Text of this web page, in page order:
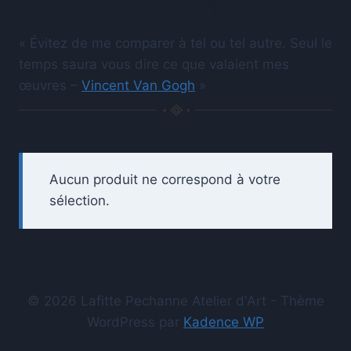
« Évitez de me comparer à tel ou tel autre. Seul le
temps saura vous dire ce que valaient mes
œuvres – Vincent Van Gogh »
Aucun produit ne correspond à votre
sélection.
© 2026 Lafitte Pechanne Atelier d'Art - Thème
WordPress par Kadence WP